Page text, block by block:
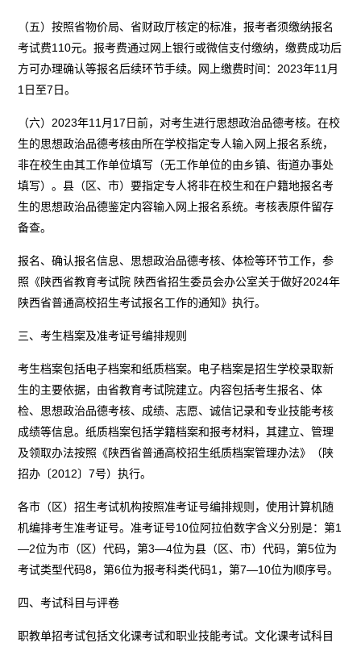
（五）按照省物价局、省财政厅核定的标准，报考者须缴纳报名
考试费110元。报考费通过网上银行或微信支付缴纳，缴费成功后
方可办理确认等报名后续环节手续。网上缴费时间：2023年11月
1日至7日。
（六）2023年11月17日前，对考生进行思想政治品德考核。在校
生的思想政治品德考核由所在学校指定专人输入网上报名系统，
非在校生由其工作单位填写（无工作单位的由乡镇、街道办事处
填写）。县（区、市）要指定专人将非在校生和在户籍地报名考
生的思想政治品德鉴定内容输入网上报名系统。考核表原件留存
备查。
报名、确认报名信息、思想政治品德考核、体检等环节工作，参
照《陕西省教育考试院 陕西省招生委员会办公室关于做好2024年
陕西省普通高校招生考试报名工作的通知》执行。
三、考生档案及准考证号编排规则
考生档案包括电子档案和纸质档案。电子档案是招生学校录取新
生的主要依据，由省教育考试院建立。内容包括考生报名、体
检、思想政治品德考核、成绩、志愿、诚信记录和专业技能考核
成绩等信息。纸质档案包括学籍档案和报考材料，其建立、管理
及领取办法按照《陕西省普通高校招生纸质档案管理办法》（陕
招办〔2012〕7号）执行。
各市（区）招生考试机构按照准考证号编排规则，使用计算机随
机编排考生准考证号。准考证号10位阿拉伯数字含义分别是：第1
—2位为市（区）代码，第3—4位为县（区、市）代码，第5位为
考试类型代码8，第6位为报考科类代码1，第7—10位为顺序号。
四、考试科目与评卷
职教单招考试包括文化课考试和职业技能考试。文化课考试科目